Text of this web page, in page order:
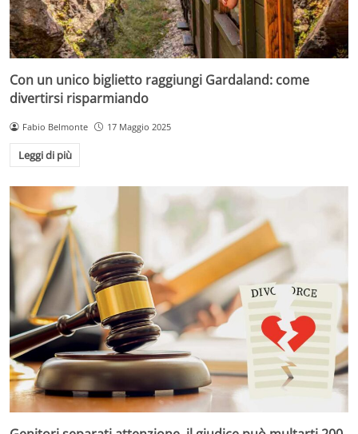
Con un unico biglietto raggiungi Gardaland: come
divertirsi risparmiando
Fabio Belmonte 17 Maggio 2025
Leggi di più